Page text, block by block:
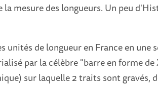
mesure des longueurs. Un peu
de longueur en France en une
par la célèbre "barre en forme de
sur laquelle 2 traits sont gravés,